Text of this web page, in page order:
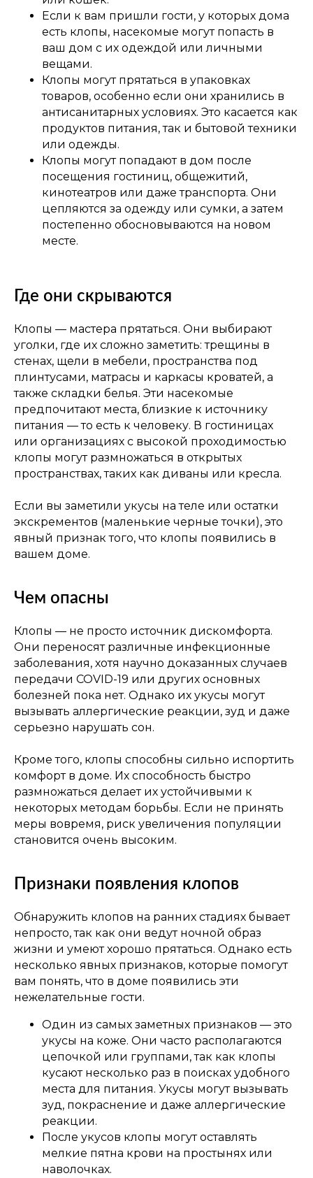
Если к вам пришли гости, у которых дома
есть клопы, насекомые могут попасть в
ваш дом с их одеждой или личными
вещами.
Клопы могут прятаться в упаковках
товаров, особенно если они хранились в
антисанитарных условиях. Это касается как
продуктов питания, так и бытовой техники
или одежды.
Клопы могут попадают в дом после
посещения гостиниц, общежитий,
кинотеатров или даже транспорта. Они
цепляются за одежду или сумки, а затем
постепенно обосновываются на новом
месте.
Где они скрываются
Клопы — мастера прятаться. Они выбирают
уголки, где их сложно заметить: трещины в
стенах, щели в мебели, пространства под
плинтусами, матрасы и каркасы кроватей, а
также складки белья. Эти насекомые
предпочитают места, близкие к источнику
питания — то есть к человеку. В гостиницах
или организациях с высокой проходимостью
клопы могут размножаться в открытых
пространствах, таких как диваны или кресла.
Если вы заметили укусы на теле или остатки
экскрементов (маленькие черные точки), это
явный признак того, что клопы появились в
вашем доме.
Чем опасны
Клопы — не просто источник дискомфорта.
Они переносят различные инфекционные
заболевания, хотя научно доказанных случаев
передачи COVID-19 или других основных
болезней пока нет. Однако их укусы могут
вызывать аллергические реакции, зуд и даже
серьезно нарушать сон.
Кроме того, клопы способны сильно испортить
комфорт в доме. Их способность быстро
размножаться делает их устойчивыми к
некоторых методам борьбы. Если не принять
меры вовремя, риск увеличения популяции
становится очень высоким.
Признаки появления клопов
Обнаружить клопов на ранних стадиях бывает
непросто, так как они ведут ночной образ
жизни и умеют хорошо прятаться. Однако есть
несколько явных признаков, которые помогут
вам понять, что в доме появились эти
нежелательные гости.
Один из самых заметных признаков — это
укусы на коже. Они часто располагаются
цепочкой или группами, так как клопы
кусают несколько раз в поисках удобного
места для питания. Укусы могут вызывать
зуд, покраснение и даже аллергические
реакции.
После укусов клопы могут оставлять
мелкие пятна крови на простынях или
наволочках.